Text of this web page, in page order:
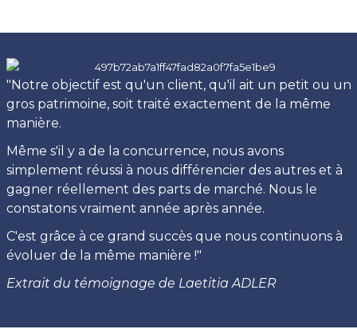
"Notre objectif est qu'un client, qu'il ait un petit ou un
gros patrimoine, soit traité exactement de la même
manière.
Même s'il y a de la concurrence, nous avons
simplement réussi à nous différencier des autres et à
gagner réellement des parts de marché. Nous le
constatons vraiment année après année.
C'est grâce à ce grand succès que nous continuons à
évoluer de la même manière !"
Extrait du témoignage de Laetitia ADLER